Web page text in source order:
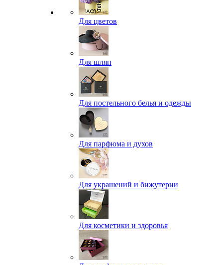
Для цветов
Для шляп
Для постельного белья и одежды
Для парфюма и духов
Для украшений и бижутерии
Для косметики и здоровья